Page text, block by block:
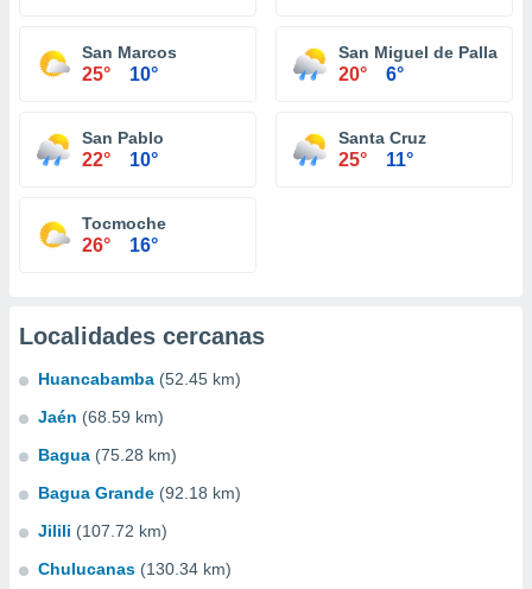
San Marcos
25° 10°
San Miguel de
20° 6°
San Pablo
22° 10°
Santa Cruz
25° 11°
Tocmoche
26° 16°
Localidades cercanas
Huancabamba (52.45 km)
Jaén (68.59 km)
Bagua (75.28 km)
Bagua Grande (92.18 km)
Jilili (107.72 km)
Chulucanas (130.34 km)